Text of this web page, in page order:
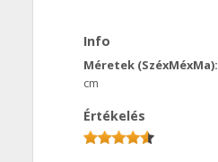
Info
Méretek (SzéxMéxMa):
cm
Értékelés